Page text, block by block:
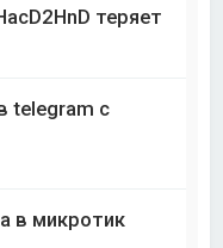
теряет
telegram с
в микротик